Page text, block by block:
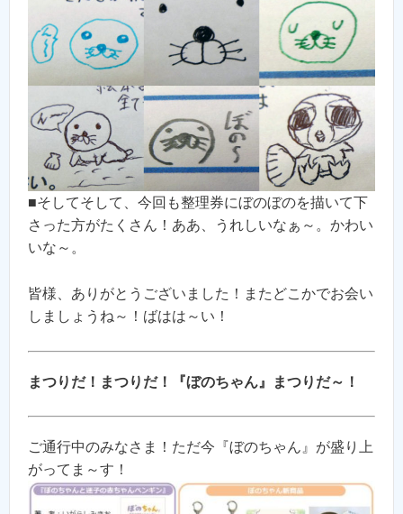
■そしてそして、今回も整理券にぼのぼのを描いて下
さった方がたくさん！ああ、うれしいなぁ～。かわい
いな～。
皆様、ありがとうございました！またどこかでお会い
しましょうね～！ばはは～い！
まつりだ！まつりだ！『ぼのちゃん』まつりだ～！
ご通行中のみなさま！ただ今『ぼのちゃん』が盛り上
がってま～す！